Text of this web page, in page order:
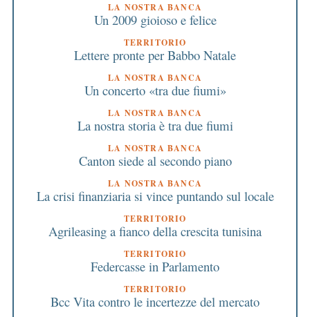
LA NOSTRA BANCA
Un 2009 gioioso e felice
TERRITORIO
Lettere pronte per Babbo Natale
LA NOSTRA BANCA
Un concerto «tra due fiumi»
LA NOSTRA BANCA
La nostra storia è tra due fiumi
LA NOSTRA BANCA
Canton siede al secondo piano
LA NOSTRA BANCA
La crisi finanziaria si vince puntando sul locale
TERRITORIO
Agrileasing a fianco della crescita tunisina
TERRITORIO
Federcasse in Parlamento
TERRITORIO
Bcc Vita contro le incertezze del mercato